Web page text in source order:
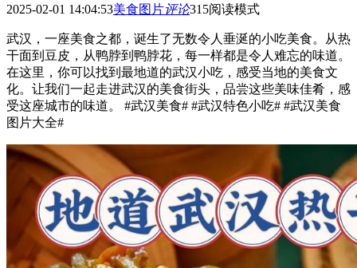
2025-02-01 14:04:53美食图片评论315阅读模式
武汉，一座美食之都，诞生了无数令人垂涎的小吃美食。从热
干面到豆皮，从鸭脖到鸭脖花，每一样都是令人难忘的味道。
在这里，你可以找到最地道的武汉小吃，感受当地的美食文
化。让我们一起走进武汉的美食街头，品尝这些美味佳肴，感
受这座城市的味道。 #武汉美食# #武汉特色小吃# #武汉美食
图片大全#